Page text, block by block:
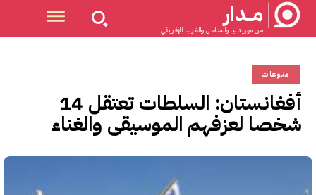
مــدار
من موريتانيا والساحل والغرب الإفريقي
منوعات
أفغانستان: السلطات تعتقل 14
شخصا لعزفهم الموسيقى والغناء